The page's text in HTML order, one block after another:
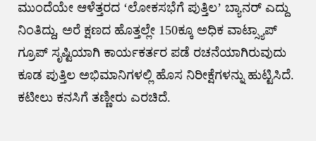
ಮುಂದೆಯೇ ಆಳೆತ್ತರದ ‘ಲೋಕಸಭೆಗೆ ಪುತ್ತಿಲ’ ಬ್ಯಾನರ್ ಎದ್ದು
ನಿಂತಿದ್ದು, ಅರೆ ಕ್ಷಣದ ಹೊತ್ತಲ್ಲೇ 150ಕ್ಕೂ ಅಧಿಕ ವಾಟ್ಸ್ಯಾಪ್
ಗ್ರೂಪ್ ಸೃಷ್ಟಿಯಾಗಿ ಕಾರ್ಯಕರ್ತರ ಪಡೆ ರಚನೆಯಾಗಿರುವುದು
ಕೂಡ ಪುತ್ತಿಲ ಅಭಿಮಾನಿಗಳಲ್ಲಿ ಹೊಸ ನಿರೀಕ್ಷೆಗಳನ್ನು ಹುಟ್ಟಿಸಿದೆ.
ಕಟೀಲು ಕನಸಿಗೆ ತಣ್ಣೀರು ಎರಚಿದೆ.